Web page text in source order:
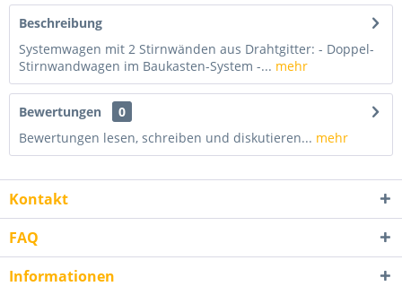
Beschreibung
Systemwagen mit 2 Stirnwänden aus Drahtgitter: - Doppel-
Stirnwandwagen im Baukasten-System -... mehr
Bewertungen
0
Bewertungen lesen, schreiben und diskutieren... mehr
Kontakt
FAQ
Informationen